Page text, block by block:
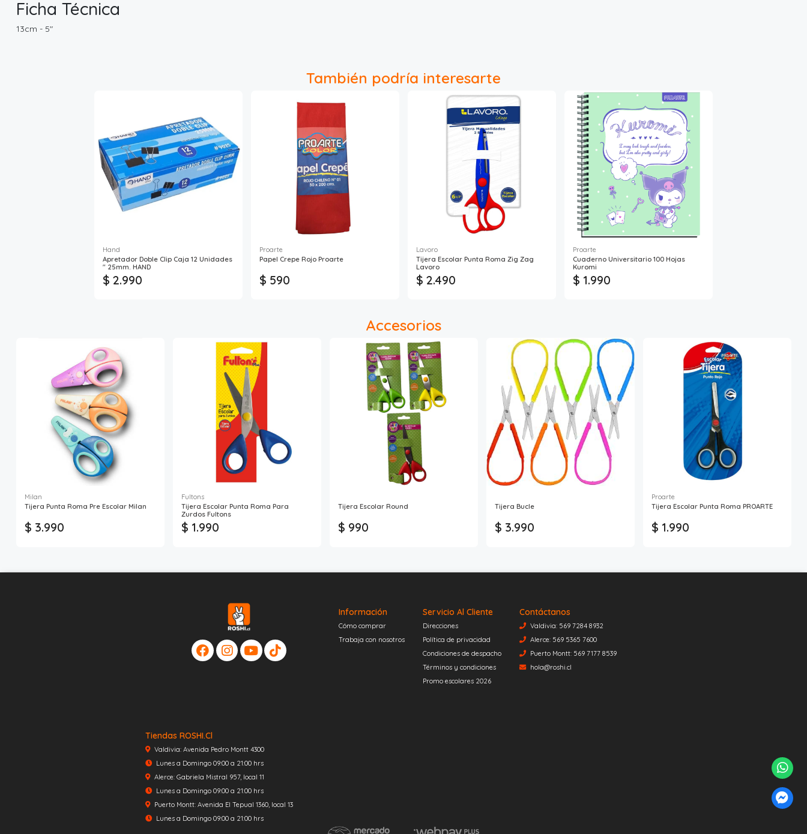
Ficha Técnica
13cm - 5"
También podría interesarte
Hand
Apretador Doble Clip Caja 12 Unidades
" 25mm. HAND
$ 2.990
Proarte
Papel Crepe Rojo Proarte
$ 590
Lavoro
Tijera Escolar Punta Roma Zig Zag
Lavoro
$ 2.490
Proarte
Cuaderno Universitario 100 Hojas
Kuromi
$ 1.990
Accesorios
Milan
Tijera Punta Roma Pre Escolar Milan
$ 3.990
Fultons
Tijera Escolar Punta Roma Para
Zurdos Fultons
$ 1.990
Tijera Escolar Round
$ 990
Tijera Bucle
$ 3.990
Proarte
Tijera Escolar Punta Roma PROARTE
$ 1.990
Información
Cómo comprar
Trabaja con nosotros
Servicio Al Cliente
Direcciones
Política de privacidad
Condiciones de despacho
Términos y condiciones
Promo escolares 2026
Contáctanos
Valdivia: 569 7284 8932
Alerce: 569 5365 7600
Puerto Montt: 569 7177 8539
hola@roshi.cl
Tiendas ROSHI.cl
Valdivia: Avenida Pedro Montt 4300
Lunes a Domingo 09:00 a 21:00 hrs
Alerce: Gabriela Mistral 957, local 11
Lunes a Domingo 09:00 a 21:00 hrs
Puerto Montt: Avenida El Tepual 1360, local 13
Lunes a Domingo 09:00 a 21:00 hrs